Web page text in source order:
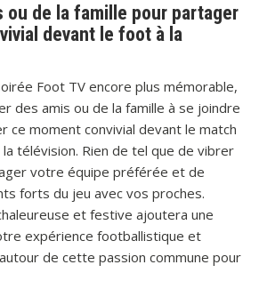
ou de la famille pour partager
devant le foot à la
Foot TV encore plus mémorable,
des amis ou de la famille à se joindre
ce moment convivial devant le match
télévision. Rien de tel que de vibrer
votre équipe préférée et de
forts du jeu avec vos proches.
et festive ajoutera une
expérience footballistique et
de cette passion commune pour